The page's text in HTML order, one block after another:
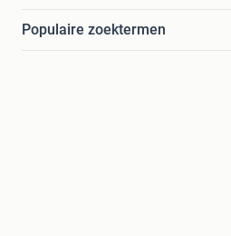
Populaire zoektermen